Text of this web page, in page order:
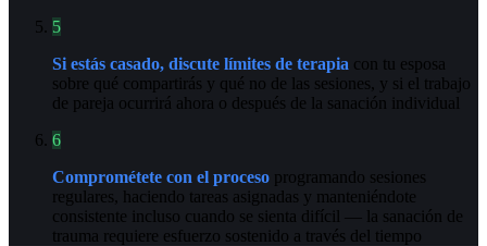
5
Si estás casado, discute límites de terapia con tu esposa
sobre qué compartirás y qué no de las sesiones, y si el trabajo
de pareja ocurrirá ahora o después de la sanación individual
6
Comprométete con el proceso programando sesiones
regulares, haciendo tareas asignadas y manteniéndote
consistente incluso cuando se sienta difícil — la sanación de
trauma requiere esfuerzo sostenido a través del tiempo